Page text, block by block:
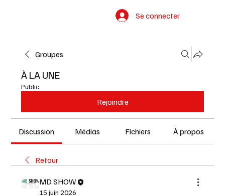
Se connecter
Groupes
À LA UNE
Public
Rejoindre
Discussion Médias Fichiers À propos
Retour
MD SHOW
15 juin 2026